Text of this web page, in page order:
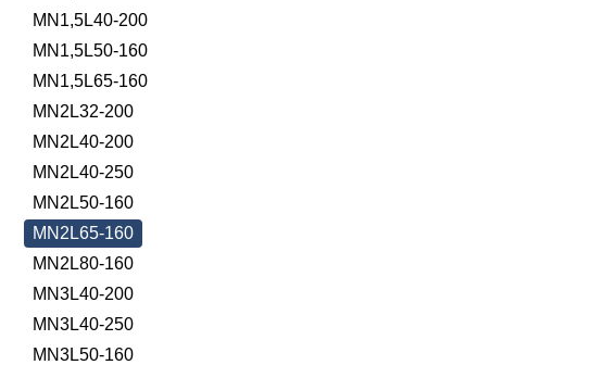
MN1,5L40-200
MN1,5L50-160
MN1,5L65-160
MN2L32-200
MN2L40-200
MN2L40-250
MN2L50-160
MN2L65-160
MN2L80-160
MN3L40-200
MN3L40-250
MN3L50-160